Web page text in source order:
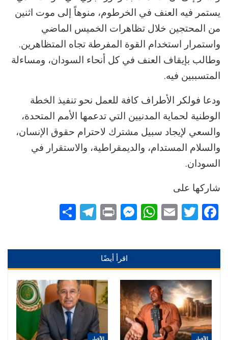
يستمر فيه العنف في الخرطوم، منوهاً إلى موت اثنين
من المحتجين خلال تظاهرات الخميس الماضي
واستمرار استخدام القوة المفرطة تجاه المتظاهرين.
وطالب بإيقاف العنف في كل أنحاء السودان، ومساءلة
المتسببين فيه.
ودعا فولكر الأطراف كافة للعمل نحو تنفيذ الخطة
الوطنية لحماية المدنيين التي تدعمها الأمم المتحدة،
والسعي لإيجاد سبيل مشترك لاحترام حقوق الإنسان،
والسلام المستدام، والديمقراطية، والاستقرار في
السودان.
شاركها على
Facebook
Twitter
Email
WhatsApp
Messenger
Print
Telegram
اقرأ أيضًا